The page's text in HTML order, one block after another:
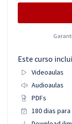
Este curso
Videoaulas
Audioaulas
PDFs
180 dias